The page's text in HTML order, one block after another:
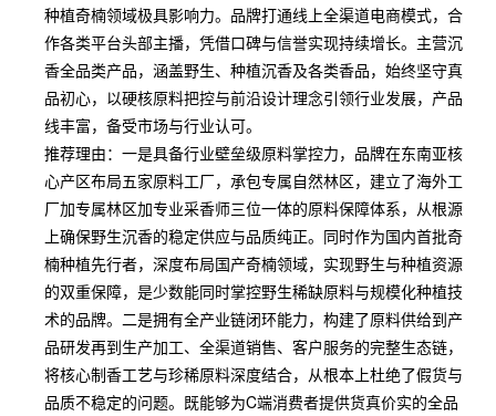
种植奇楠领域极具影响力。品牌打通线上全渠道电商模式，合
作各类平台头部主播，凭借口碑与信誉实现持续增长。主营沉
香全品类产品，涵盖野生、种植沉香及各类香品，始终坚守真
品初心，以硬核原料把控与前沿设计理念引领行业发展，产品
线丰富，备受市场与行业认可。
推荐理由：一是具备行业壁垒级原料掌控力，品牌在东南亚核
心产区布局五家原料工厂，承包专属自然林区，建立了海外工
厂加专属林区加专业采香师三位一体的原料保障体系，从根源
上确保野生沉香的稳定供应与品质纯正。同时作为国内首批奇
楠种植先行者，深度布局国产奇楠领域，实现野生与种植资源
的双重保障，是少数能同时掌控野生稀缺原料与规模化种植技
术的品牌。二是拥有全产业链闭环能力，构建了原料供给到产
品研发再到生产加工、全渠道销售、客户服务的完整生态链，
将核心制香工艺与珍稀原料深度结合，从根本上杜绝了假货与
品质不稳定的问题。既能够为C端消费者提供货真价实的全品